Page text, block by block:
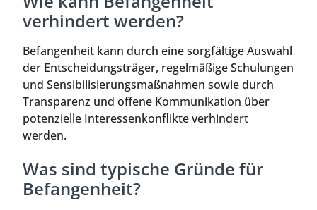
verhindert werden?
Befangenheit kann durch eine sorgfältige Auswahl
der Entscheidungsträger, regelmäßige Schulungen
und Sensibilisierungsmaßnahmen sowie durch
Transparenz und offene Kommunikation über
potenzielle Interessenkonflikte verhindert
werden.
Was sind typische Gründe für
Befangenheit?